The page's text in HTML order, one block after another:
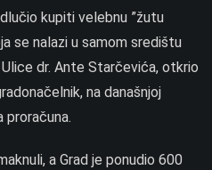
kupiti velebnu ”žutu
se nalazi u samom središtu
Ulice dr. Ante Starčevića, otkrio
na današnjoj
proračuna.
a Grad je ponudio 600